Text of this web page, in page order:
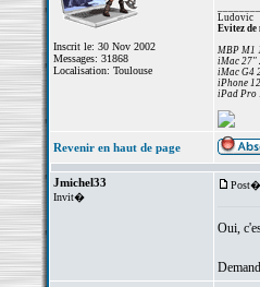
Inscrit le: 30 Nov 2002
Messages: 31868
Localisation: Toulouse
Ludovic
Evitez de
MBP M1
iMac 27"
iMac G4
iPhone
iPad Pro
Revenir en haut de page
Jmichel33
Invit�
Post�
Oui,